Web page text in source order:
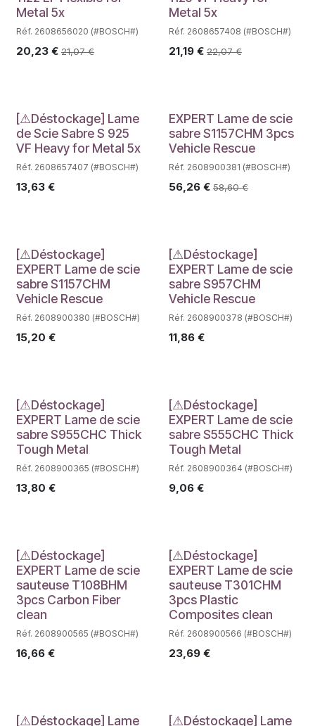
Metal 5x
Réf. 2608656020 (#BOSCH#)
20,23 € 21,07€
Metal 5x
Réf. 2608657408 (#BOSCH#)
21,19€ 22,07€
Déstockage
[⚠Déstockage] Lame
de Scie Sabre S 925
VF Heavy for Metal 5x
Réf. 2608657407 (#BOSCH#)
13,63 €
EXPERT Lame de scie
sabre S1157CHM 3pcs
Vehicle Rescue
Réf. 2608900381 (#BOSCH#)
56,26€ 58,60€
Déstockage
[⚠Déstockage]
EXPERT Lame de scie
sabre S1157CHM
Vehicle Rescue
Réf. 2608900380 (#BOSCH#)
15,20 €
Déstockage
[⚠Déstockage]
EXPERT Lame de scie
sabre S957CHM
Vehicle Rescue
Réf. 2608900378 (#BOSCH#)
11,86€
Déstockage
[⚠Déstockage]
EXPERT Lame de scie
sabre S955CHC Thick
Tough Metal
Réf. 2608900365 (#BOSCH#)
13,80 €
Déstockage
[⚠Déstockage]
EXPERT Lame de scie
sabre S555CHC Thick
Tough Metal
Réf. 2608900364 (#BOSCH#)
9,06€
Déstockage
[⚠Déstockage]
EXPERT Lame de scie
sauteuse T108BHM
3pcs Carbon Fiber
clean
Réf. 2608900565 (#BOSCH#)
16,66 €
Déstockage
[⚠Déstockage]
EXPERT Lame de scie
sauteuse T301CHM
3pcs Plastic
Composites clean
Réf. 2608900566 (#BOSCH#)
23,69€
[⚠Déstockage] Lame
[⚠Déstockage] Lame